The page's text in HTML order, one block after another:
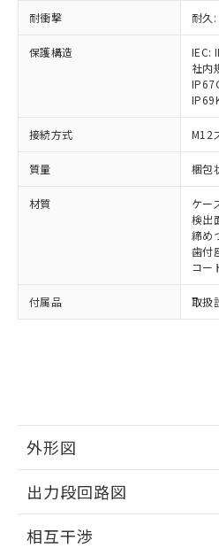
耐衝撃 耐久
保護構造
IEC:
社内
接続方式 M12
質量 梱包
材質
ケー
検出
締め
歯付
コー
付属品 取扱
外形図
外形図
出力段回路図
相互干渉
タに基づき作成さ
覧された時点での
準価格とは異なる
了承ください。
正式な納期状況お
様のお取引先、ま
ムロン制御機器販
ご相談ください。
オムロン制御機器
販売ネット
在庫状況および標
事前の承諾なく第
示しないようお願
マイパーツ機能（
ビス）をご利用い
メンバーズにご登
引・商談に必要な
※当社の共同利用
の共同利用に関して"
用者の範囲」に記載
鉛(Pb) 1000ppm以下、 水銀
ミウム(Cd) 100ppm以下、
六価クロム(Cr(Ⅵ)) 1000ppm以
類(PBB) 1000ppm以下、ポリ
(PBDE) 1000ppm以下、フタル
ル) (DEHP)(別名：DOP)
ルベンジル（BBP） 1000ppm
（DBP） 1000ppm以下、フ
(DIBP) 1000ppm以下
但し、RoHS指令で産業用監視
フタル酸エステル類の４物質に
部品在庫の切り替え状
月が前後することがあり
とができます。
EU RoHS指令（10物質）
※本証明書は発行日時点
るもので、過去に遡って
ものではありません。
*中国RoHS10物質の基準値
Pb(鉛) :1000ppm、 Hg(水銀) :
ム) : 100ppm、
Cr(Ⅵ)(六価クロム) : 1000ppm
ニル類) : 1000ppm、 PBDEs(
DBP(フタル酸ジブチル) :
イソブチル) : 1000ppm、 BBP(
ル) : 1000ppm、
※2 環境保護使用期限
「ｅ」：有害物質（10
準値以下であることを示
「10」：通常の使用状
質が外部に漏えいし、
及ぼさない年数を意味し
または国外への提
国政府の輸出許可
可)を取得するなど
当社は規制貨物を
全に破砕するなど
当社は貴社製品を
ル、化学兵器、生
使用いたしません。
当社は、貴社製品
場合は、上記1、2
該第三者に通知し
販売先および販売
法に輸出するおそ
り引きをいたしま
合意する
一定数以上の
一定数には満
在庫なし(最新
いては、お客
たはお客様担
機器販売店・
認ください)
受注生産機種
情報を公開し